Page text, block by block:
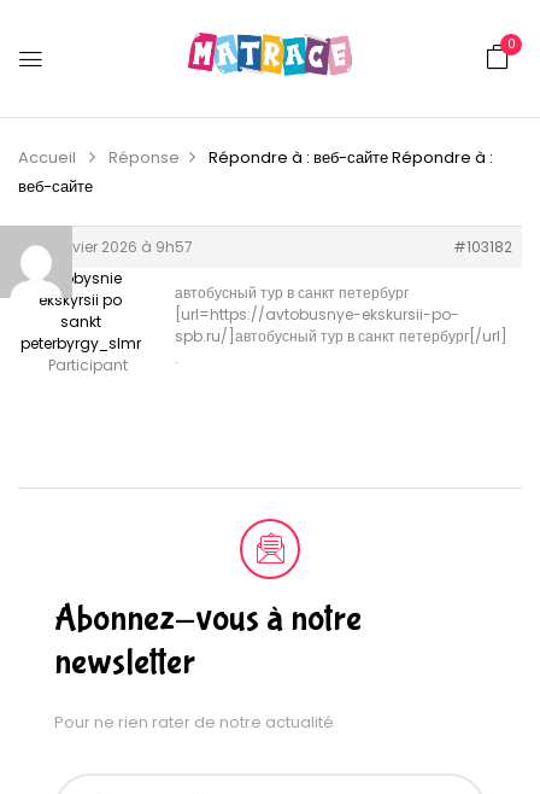
0
Accueil Réponse Répondre à : веб-сайтеRépondre à :
веб-сайте
27 janvier 2026 à 9h57
#103182
avtobysnie
ekskyrsii po
sankt
peterbyrgy_slmr
Participant
автобусный тур в санкт петербург
[url=https://avtobusnye-ekskursii-po-
spb.ru/]автобусный тур в санкт петербург[/url]
.
Abonnez-vous à notre
newsletter
Pour ne rien rater de notre actualité